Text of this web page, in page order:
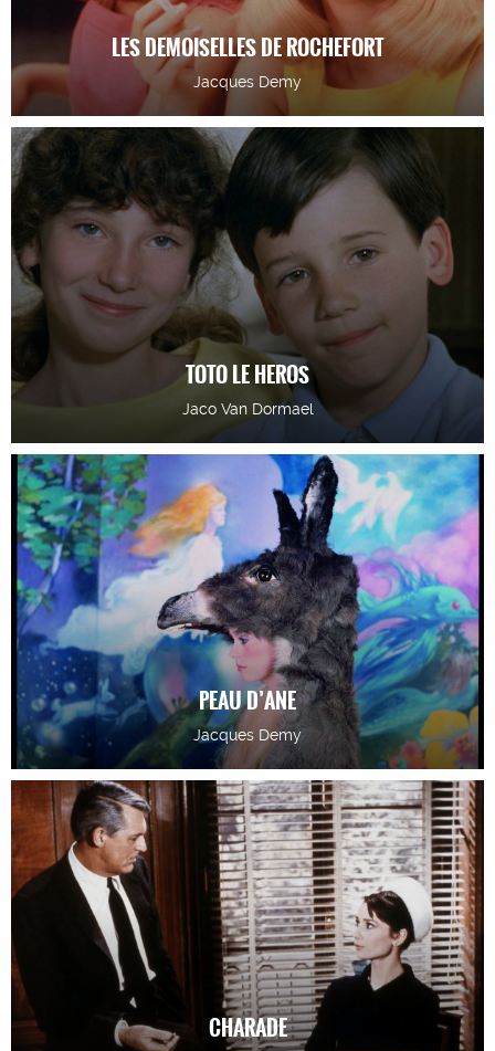
LES DEMOISELLES DE ROCHEFORT
Jacques Demy
TOTO LE HEROS
Jaco Van Dormael
PEAU D’ANE
Jacques Demy
CHARADE